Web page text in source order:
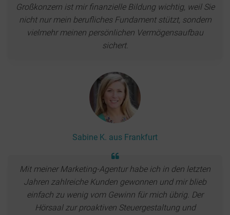
Großkonzern ist mir finanzielle Bildung wichtig, weil Sie
nicht nur mein berufliches Fundament stützt, sondern
vielmehr meinen persönlichen Vermögensaufbau
sichert.
Sabine K. aus Frankfurt
Mit meiner Marketing-Agentur habe ich in den letzten
Jahren zahlreiche Kunden gewonnen und mir blieb
einfach zu wenig vom Gewinn für mich übrig. Der
Hörsaal zur proaktiven Steuergestaltung und